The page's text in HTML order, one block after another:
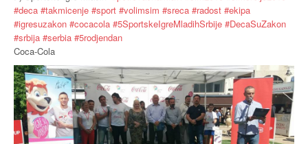
#deca #takmicenje #sport #volimsim #sreca #radost #ekipa
#igresuzakon #cocacola #5SportskeIgreMladihSrbije #DecaSuZakon
#srbija #serbia #5rodjendan
Coca-Cola